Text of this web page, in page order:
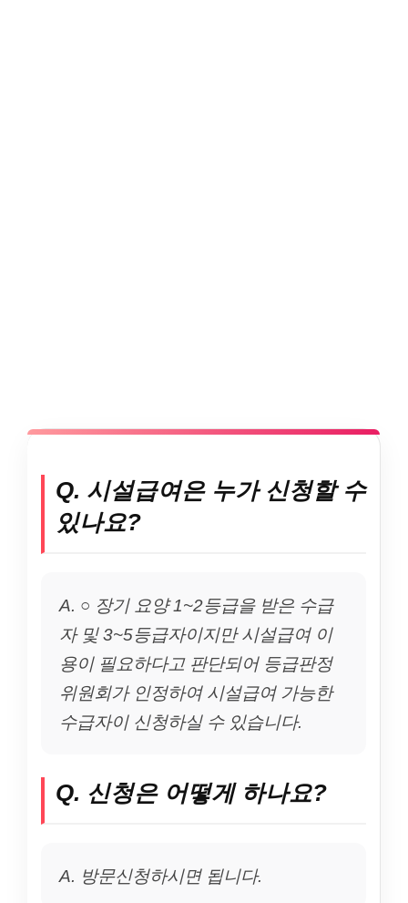
Q. 시설급여은 누가 신청할 수
있나요?
A. ○ 장기 요양 1~2등급을 받은 수급
자 및 3~5등급자이지만 시설급여 이
용이 필요하다고 판단되어 등급판정
위원회가 인정하여 시설급여 가능한
수급자이 신청하실 수 있습니다.
Q. 신청은 어떻게 하나요?
A. 방문신청하시면 됩니다.